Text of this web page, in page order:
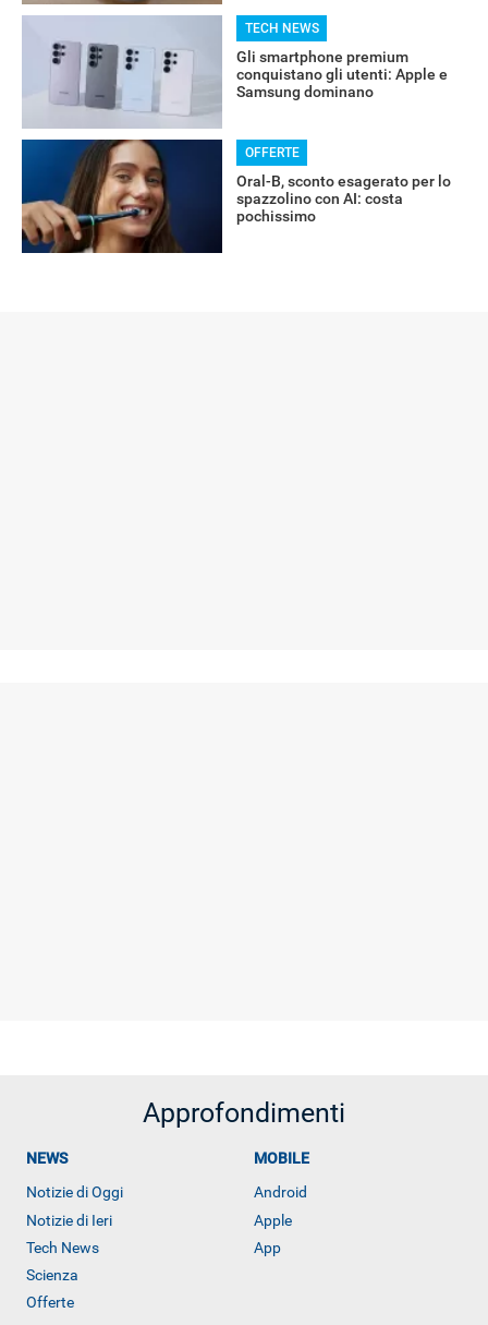
TECH NEWS
Gli smartphone premium
conquistano gli utenti: Apple e
Samsung dominano
OFFERTE
Oral-B, sconto esagerato per lo
spazzolino con AI: costa
pochissimo
Approfondimenti
NEWS
Notizie di Oggi
Notizie di Ieri
Tech News
Scienza
Offerte
MOBILE
Android
Apple
App